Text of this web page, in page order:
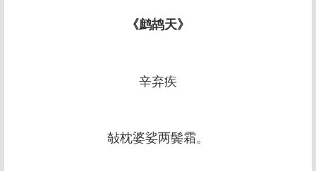
《鹧鸪天》
辛弃疾
敧枕婆娑两鬓霜。